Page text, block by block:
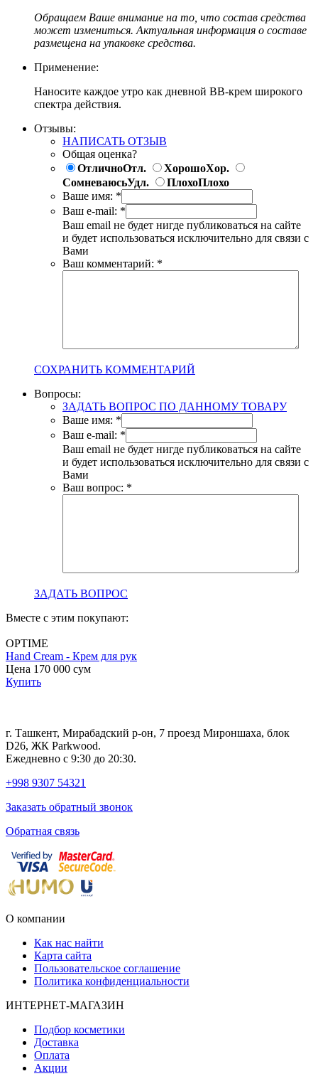
Обращаем Ваше внимание на то, что состав средства
может измениться. Актуальная информация о составе
размещена на упаковке средства.
Применение:
Наносите каждое утро как дневной ВВ-крем широкого
спектра действия.
Отзывы:
НАПИСАТЬ ОТЗЫВ
Общая оценка?
ОтличноОтл. ХорошоХор.
СомневаюсьУдл. ПлохоПлохо
Ваше имя: *
Ваш e-mail: *
Ваш email не будет нигде публиковаться на сайте
и будет использоваться исключительно для связи с
Вами
Ваш комментарий: *
СОХРАНИТЬ КОММЕНТАРИЙ
Вопросы:
ЗАДАТЬ ВОПРОС ПО ДАННОМУ ТОВАРУ
Ваше имя: *
Ваш e-mail: *
Ваш email не будет нигде публиковаться на сайте
и будет использоваться исключительно для связи с
Вами
Ваш вопрос: *
ЗАДАТЬ ВОПРОС
Вместе с этим покупают:
OPTIME
Hand Cream - Крем для рук
Цена 170 000 сум
Купить
г. Ташкент, Мирабадский р-он, 7 проезд Мироншаха, блок
D26, ЖК Раrkwood.
Ежедневно с 9:30 до 20:30.
+998 9307 54321
Заказать обратный звонок
Обратная связь
О компании
Как нас найти
Карта сайта
Пользовательское соглашение
Политика конфиденциальности
ИНТЕРНЕТ-МАГАЗИН
Подбор косметики
Доставка
Оплата
Акции